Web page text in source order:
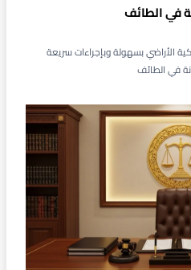
في الطائف
الأراضي بسهولة وبإجراءات سريعة
في الطائف